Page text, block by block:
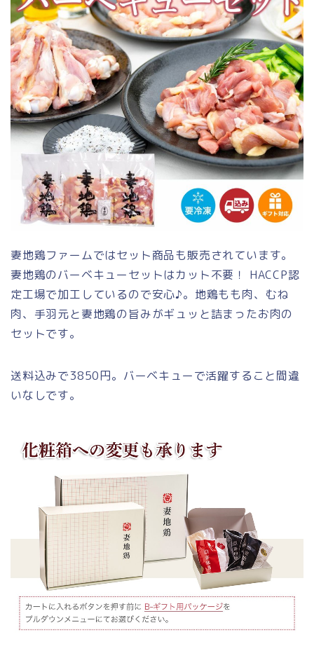
妻地鶏ファームではセット商品も販売されています。
妻地鶏のバーベキューセットはカット不要！ HACCP認
定工場で加工しているので安心♪。地鶏もも肉、むね
肉、手羽元と妻地鶏の旨みがギュッと詰まったお肉の
セットです。
送料込みで3850円。バーベキューで活躍すること間違
いなしです。